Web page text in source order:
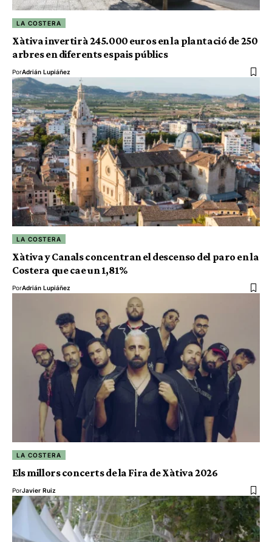
LA COSTERA
Xàtiva invertirà 245.000 euros en la plantació de 250
arbres en diferents espais públics
PorAdrián Lupiáñez
LA COSTERA
Xàtiva y Canals concentran el descenso del paro en la
Costera que cae un 1,81%
PorAdrián Lupiáñez
LA COSTERA
Els millors concerts de la Fira de Xàtiva 2026
PorJavier Ruiz